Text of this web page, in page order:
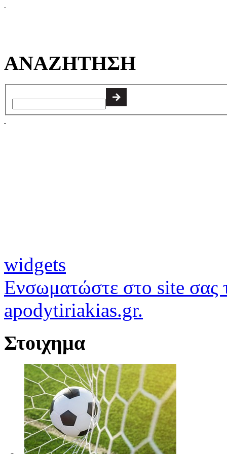
ΑΝΑΖΗΤΗΣΗ
widgets
Ενσωματώστε στο site σας
apodytiriakias.gr.
Στοιχημα